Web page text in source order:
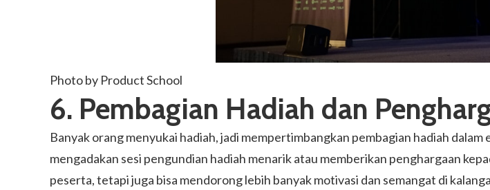
Photo by Product School
6. Pembagian Hadiah dan
Banyak orang menyukai hadiah, jadi mempertimbangkan pembagian hadiah
mengadakan sesi pengundian hadiah menarik atau memberikan penghargaan
peserta, tetapi juga bisa mendorong lebih banyak motivasi dan semangat di